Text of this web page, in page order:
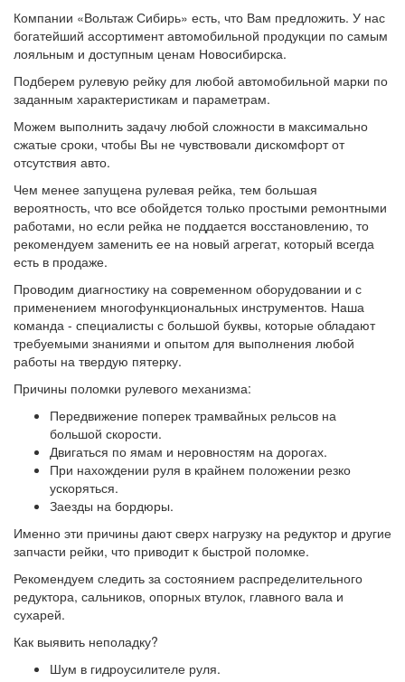
Компании «Вольтаж Сибирь» есть, что Вам предложить. У нас
богатейший ассортимент автомобильной продукции по самым
лояльным и доступным ценам Новосибирска.
Подберем рулевую рейку для любой автомобильной марки по
заданным характеристикам и параметрам.
Можем выполнить задачу любой сложности в максимально
сжатые сроки, чтобы Вы не чувствовали дискомфорт от
отсутствия авто.
Чем менее запущена рулевая рейка, тем большая
вероятность, что все обойдется только простыми ремонтными
работами, но если рейка не поддается восстановлению, то
рекомендуем заменить ее на новый агрегат, который всегда
есть в продаже.
Проводим диагностику на современном оборудовании и с
применением многофункциональных инструментов. Наша
команда - специалисты с большой буквы, которые обладают
требуемыми знаниями и опытом для выполнения любой
работы на твердую пятерку.
Причины поломки рулевого механизма:
Передвижение поперек трамвайных рельсов на
большой скорости.
Двигаться по ямам и неровностям на дорогах.
При нахождении руля в крайнем положении резко
ускоряться.
Заезды на бордюры.
Именно эти причины дают сверх нагрузку на редуктор и другие
запчасти рейки, что приводит к быстрой поломке.
Рекомендуем следить за состоянием распределительного
редуктора, сальников, опорных втулок, главного вала и
сухарей.
Как выявить неполадку?
Шум в гидроусилителе руля.